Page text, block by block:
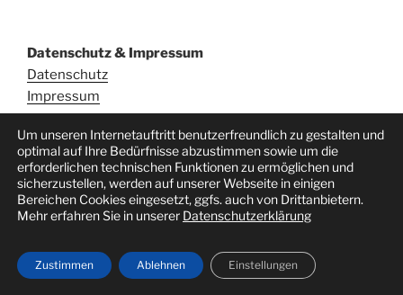
Datenschutz & Impressum
Datenschutz
Impressum
Datenschutz Stolz präsentiert von WordPress
Um unseren Internetauftritt benutzerfreundlich zu gestalten und
optimal auf Ihre Bedürfnisse abzustimmen sowie um die
erforderlichen technischen Funktionen zu ermöglichen und
sicherzustellen, werden auf unserer Webseite in einigen
Bereichen Cookies eingesetzt, ggfs. auch von Drittanbietern.
Mehr erfahren Sie in unserer Datenschutzerklärung
Zustimmen Ablehnen Einstellungen